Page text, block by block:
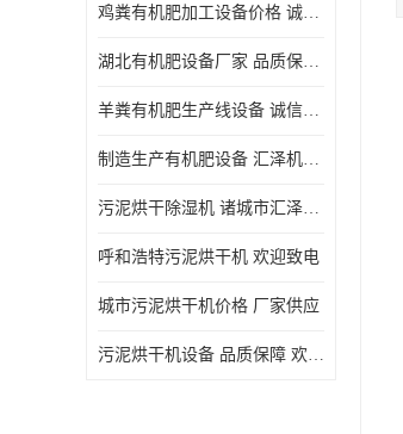
鸡粪有机肥加工设备价格 诚信卖家 致电了解
湖北有机肥设备厂家 品质保障 欢迎咨询
羊粪有机肥生产线设备 诚信卖家 致电了解
制造生产有机肥设备 汇泽机械 免费报价
污泥烘干除湿机 诸城市汇泽机械有限公司
呼和浩特污泥烘干机 欢迎致电
城市污泥烘干机价格 厂家供应
污泥烘干机设备 品质保障 欢迎咨询